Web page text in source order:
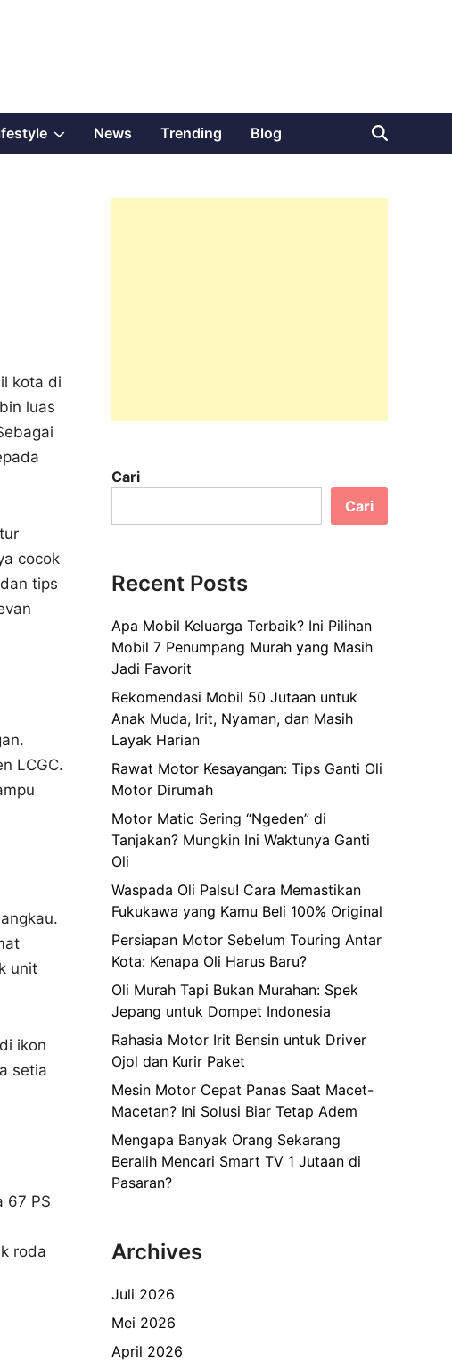
ShowNews Trending Blog
kota di
luas
cocok
tips
LCGC.
unit
ikon
setia
67 PS
roda
Cari
Cari
Recent Posts
Apa Mobil Keluarga Terbaik? Ini Pilihan
Mobil 7 Penumpang Murah yang Masih
Jadi Favorit
Rekomendasi Mobil 50 Jutaan untuk
Anak Muda, Irit, Nyaman, dan Masih
Layak Harian
Rawat Motor Kesayangan: Tips Ganti Oli
Motor Dirumah
Motor Matic Sering “Ngeden” di
Tanjakan? Mungkin Ini Waktunya Ganti
Oli
Waspada Oli Palsu! Cara Memastikan
Fukukawa yang Kamu Beli 100% Original
Persiapan Motor Sebelum Touring Antar
Kota: Kenapa Oli Harus Baru?
Oli Murah Tapi Bukan Murahan: Spek
Jepang untuk Dompet Indonesia
Rahasia Motor Irit Bensin untuk Driver
Ojol dan Kurir Paket
Mesin Motor Cepat Panas Saat Macet-
Macetan? Ini Solusi Biar Tetap Adem
Mengapa Banyak Orang Sekarang
Beralih Mencari Smart TV 1 Jutaan di
Pasaran?
Archives
Juli 2026
Mei 2026
April 2026